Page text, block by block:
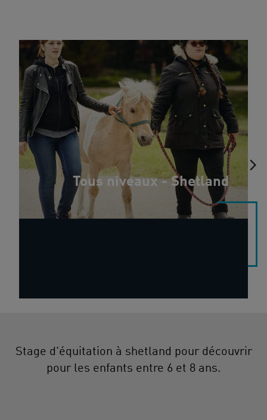
Tous niveaux - Shetland
Stage d'équitation à shetland pour découvrir
pour les enfants entre 6 et 8 ans.